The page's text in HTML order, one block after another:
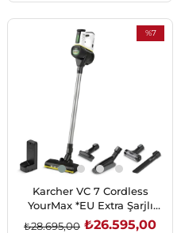
%7
Karcher VC 7 Cordless
YourMax *EU Extra Şarjlı
Dikey Süpürge (1.198-710.0)
₺26.595,00
₺28.695,00